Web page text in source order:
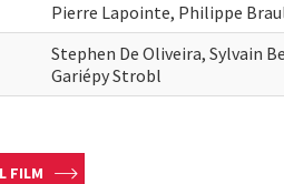
Pierre Lapointe, Philippe
Stephen De Oliveira, Sylvain
Gariépy Strobl
FILM